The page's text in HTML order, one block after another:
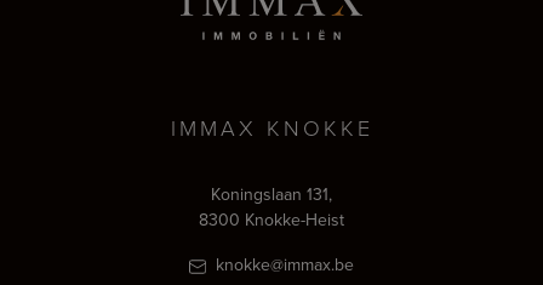
IMMAX KNOKKE
Koningslaan 131,
8300 Knokke-Heist
knokke@immax.be